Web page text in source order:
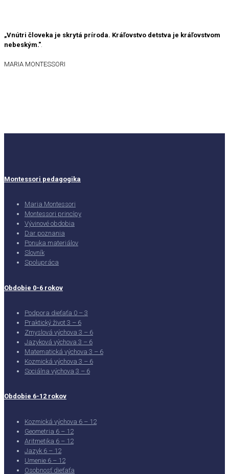
„Vnútri človeka je skrytá príroda. Kráľovstvo detstva je kráľovstvom
nebeským."
MARIA MONTESSORI
Montessori pedagogika
Maria Montessori
Montessori princípy
Vývinové obdobia
Dar poznania
Ponuka materiálov
Slovník
Spolupráca
Obdobie 0-6 rokov
Podpora dieťaťa 0 – 3
Praktický život 3 – 6
Zmyslová výchova 3 – 6
Jazyková výchova 3 – 6
Matematická výchova 3 – 6
Kozmická výchova 3 – 6
Sociálna výchova 3 – 6
Obdobie 6-12 rokov
Kozmická výchova 6 – 12
Geometria 6 – 12
Aritmetika 6 – 12
Jazyk 6 – 12
Umenie 6 – 12
Osobnosť dieťaťa